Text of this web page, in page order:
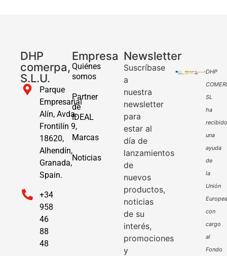
DHP
comerpa,
S.L.U.
Parque
Empresarial
Alín, Avda.
Frontilín 9,
18620,
Alhendín,
Granada,
Spain.
+34
958
46
88
48
Empresa
Quiénes
somos
Partner
de
IDEAL
Marcas
Noticias
Newsletter
Suscríbase
a
nuestra
newsletter
para
estar al
día de
lanzamientos
de
nuevos
productos,
noticias
de su
interés,
promociones
y
DHP
SL
ha
recibido
una
ayuda
de
la
Unión
Europea
con
cargo
al
Fondo